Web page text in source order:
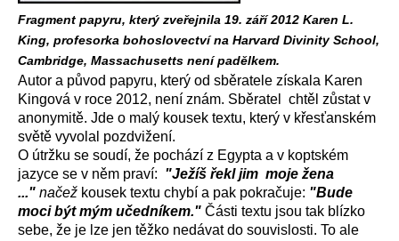
Fragment papyru, který zveřejnila 19. září 2012 Karen L.
King, profesorka bohoslovectví na Harvard Divinity School,
Cambridge, Massachusetts není padělkem.
Autor a původ papyru, který od sběratele získala Karen
Kingová v roce 2012, není znám. Sběratel chtěl zůstat v
anonymitě. Jde o malý kousek textu, který v křesťanském
světě vyvolal pozdvižení.
O útržku se soudí, že pochází z Egypta a v koptském
jazyce se v něm praví: "Ježíš řekl jim moje žena
..." načež kousek textu chybí a pak pokračuje: "Bude
moci být mým učedníkem." Části textu jsou tak blízko
sebe, že je lze jen těžko nedávat do souvislosti. To ale